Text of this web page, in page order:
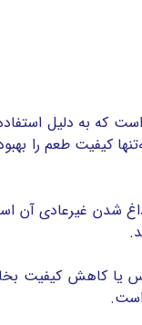
که به دلیل
کیفیت طعم را
شدن غیرعادی آن
یا کاهش کیفیت